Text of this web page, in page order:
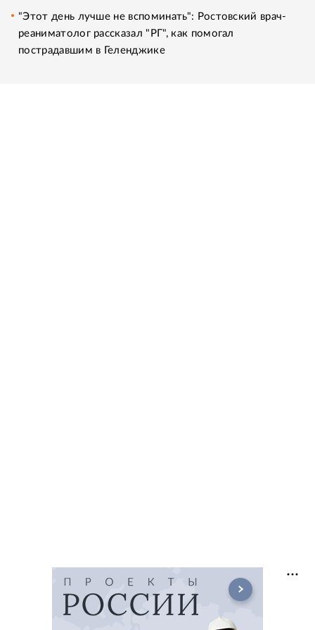
"Этот день лучше не вспоминать": Ростовский врач-
реаниматолог рассказал "РГ", как помогал
пострадавшим в Геленджике